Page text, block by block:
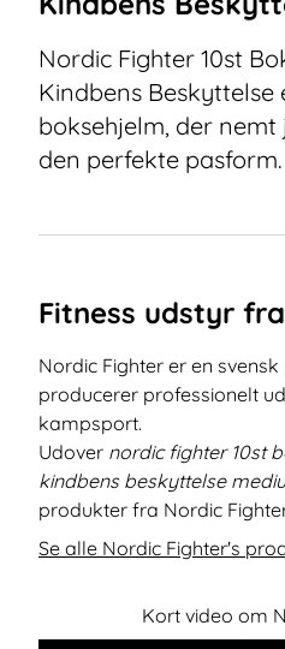
Nordic Fighter 10st
Kindbens Beskyttelse
boksehjelm, der nemt
den perfekte pasform.
Fitness udstyr
Nordic Fighter er en
producerer professionelt
kampsport.
Udover nordic fighter 10st
kindbens beskyttelse
produkter fra Nordic
Se alle Nordic Fighter's
Kort video om